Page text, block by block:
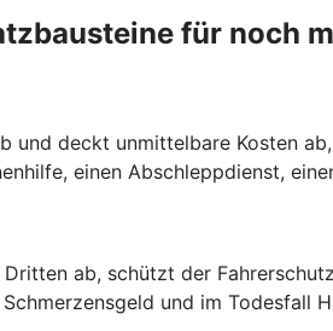
für noch
deckt unmittelbare Kosten
einen Abschleppdienst,
ab, schützt der
und im Todesfall